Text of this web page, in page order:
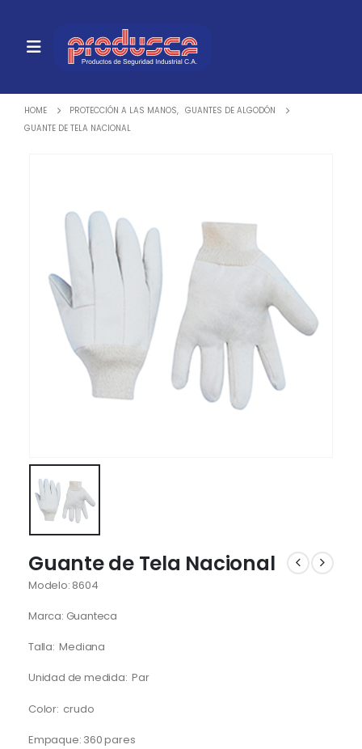
HOME PROTECCIÓN A LAS MANOS
GUANTES DE ALGODÓN
GUANTE DE TELA NACIONAL
Guante de Tela Nacional
Modelo: 8604
Marca: Guanteca
Talla: Mediana
Unidad de medida: Par
Color: crudo
Empaque: 360 pares